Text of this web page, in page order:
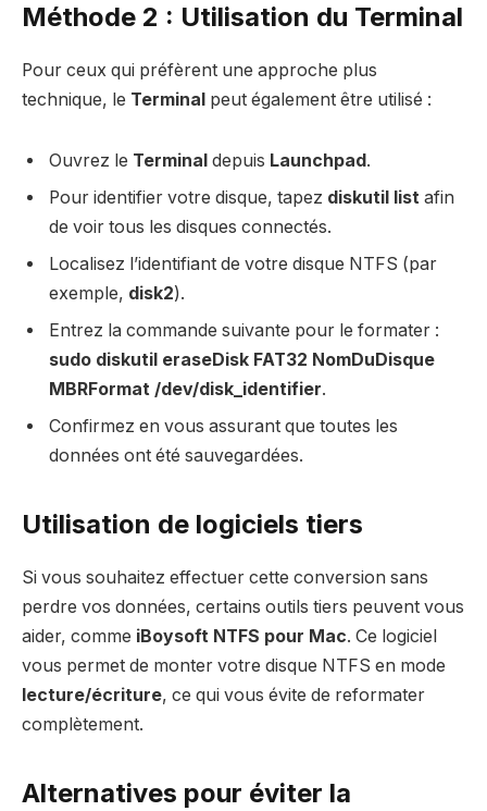
Méthode 2 : Utilisation du Terminal
Pour ceux qui préfèrent une approche plus
technique, le Terminal peut également être utilisé :
Ouvrez le Terminal depuis Launchpad.
Pour identifier votre disque, tapez diskutil list afin
de voir tous les disques connectés.
Localisez l’identifiant de votre disque NTFS (par
exemple, disk2).
Entrez la commande suivante pour le formater :
sudo diskutil eraseDisk FAT32 NomDuDisque
MBRFormat /dev/disk_identifier.
Confirmez en vous assurant que toutes les
données ont été sauvegardées.
Utilisation de logiciels tiers
Si vous souhaitez effectuer cette conversion sans
perdre vos données, certains outils tiers peuvent vous
aider, comme iBoysoft NTFS pour Mac. Ce logiciel
vous permet de monter votre disque NTFS en mode
lecture/écriture, ce qui vous évite de reformater
complètement.
Alternatives pour éviter la